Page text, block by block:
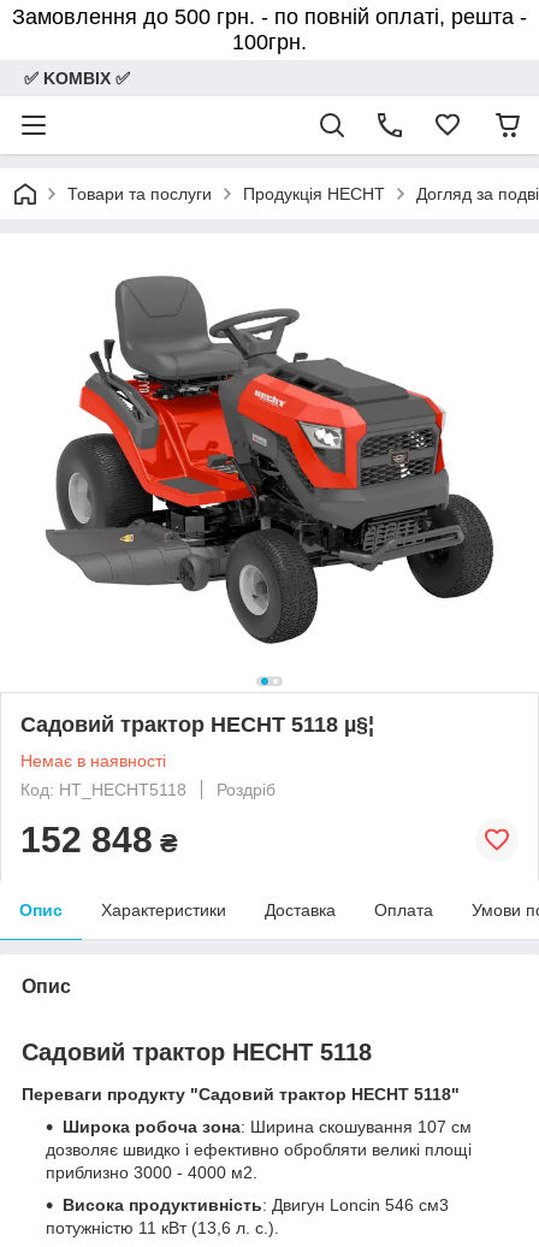
Замовлення до 500 грн. - по повній оплаті, решта -
100грн.
✅ KOMBIX ✅
Товари та послуги Продукція HECHT Догляд за
Садовий трактор HECHT 5118 µ§¦
Немає в наявності
Код: HT_HECHT5118
Роздріб
152 848 ₴
Опис Характеристики Доставка Оплата Умови
Опис
Садовий трактор HECHT 5118
Переваги продукту "Садовий трактор HECHT 5118"
Широка робоча зона: Ширина скошування 107 см
дозволяє швидко і ефективно обробляти великі площі
приблизно 3000 - 4000 м2.
Висока продуктивність: Двигун Loncin 546 см3
потужністю 11 кВт (13,6 л. с.).